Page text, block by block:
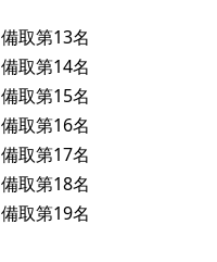
備取第13名
備取第14名
備取第15名
備取第16名
備取第17名
備取第18名
備取第19名